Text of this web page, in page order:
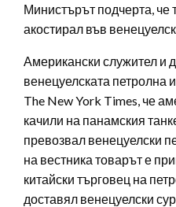
Министърът подчерта, че
акостирал във
Американски служител и
венецуелската петролна
The New York Times, че
качили на панамския
превозвал венецуелски
на вестника товарът е
китайски търговец на
доставял венецуелски